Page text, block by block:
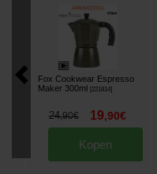
Fox Cookwear Espresso
Maker 300ml [221814]
24,90€ 19,90€
Kopen